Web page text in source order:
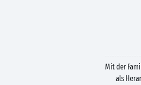
Mit der
als